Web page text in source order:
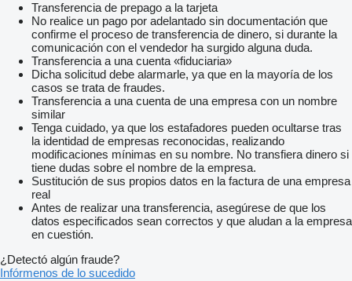
Transferencia de prepago a la tarjeta
No realice un pago por adelantado sin documentación que
confirme el proceso de transferencia de dinero, si durante la
comunicación con el vendedor ha surgido alguna duda.
Transferencia a una cuenta «fiduciaria»
Dicha solicitud debe alarmarle, ya que en la mayoría de los
casos se trata de fraudes.
Transferencia a una cuenta de una empresa con un nombre
similar
Tenga cuidado, ya que los estafadores pueden ocultarse tras
la identidad de empresas reconocidas, realizando
modificaciones mínimas en su nombre. No transfiera dinero si
tiene dudas sobre el nombre de la empresa.
Sustitución de sus propios datos en la factura de una empresa
real
Antes de realizar una transferencia, asegúrese de que los
datos especificados sean correctos y que aludan a la empresa
en cuestión.
¿Detectó algún fraude?
Infórmenos de lo sucedido